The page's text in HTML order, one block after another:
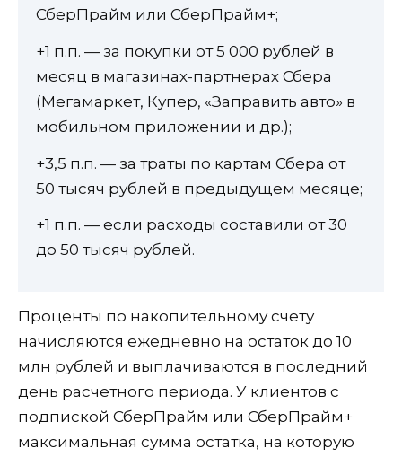
СберПрайм или СберПрайм+;
+1 п.п. — за покупки от 5 000 рублей в
месяц в магазинах-партнерах Сбера
(Мегамаркет, Купер, «Заправить авто» в
мобильном приложении и др.);
+3,5 п.п. — за траты по картам Сбера от
50 тысяч рублей в предыдущем месяце;
+1 п.п. — если расходы составили от 30
до 50 тысяч рублей.
Проценты по накопительному счету
начисляются ежедневно на остаток до 10
млн рублей и выплачиваются в последний
день расчетного периода. У клиентов с
подпиской СберПрайм или СберПрайм+
максимальная сумма остатка, на которую